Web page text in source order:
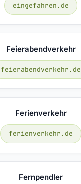
eingefahren.de
Feierabendverkehr
feierabendverkehr.de
Ferienverkehr
ferienverkehr.de
Fernpendler